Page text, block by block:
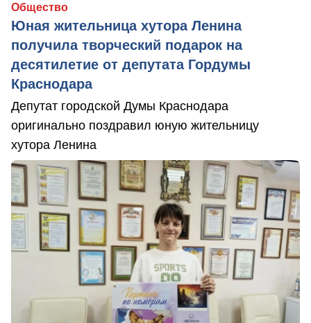
Общество
Юная жительница хутора Ленина
получила творческий подарок на
десятилетие от депутата Гордумы
Краснодара
Депутат городской Думы Краснодара
оригинально поздравил юную жительницу
хутора Ленина